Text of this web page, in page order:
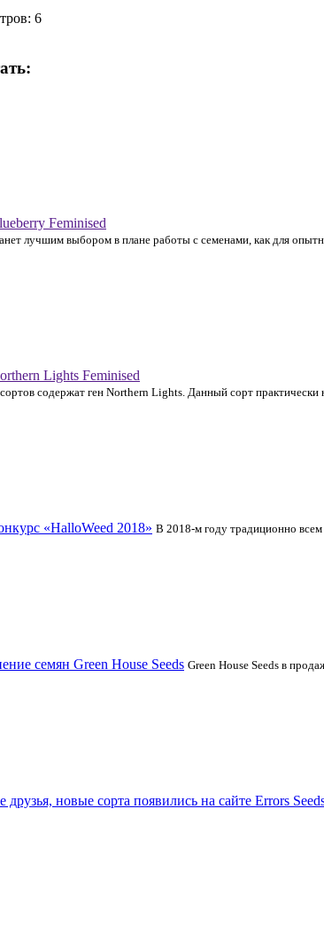
6
Feminised
лучшим выбором в плане работы с семенами, как для
Lights Feminised
содержат ген Northern Lights. Данный сорт практически
«HalloWeed 2018» В 2018-м году традиционно
семян Green House Seeds Green House Seeds в
друзья, новые сорта появились на сайте Errors